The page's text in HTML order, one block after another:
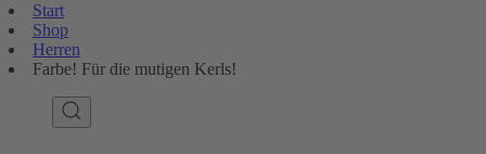
Start
Shop
Herren
Farbe! Für die mutigen Kerls!